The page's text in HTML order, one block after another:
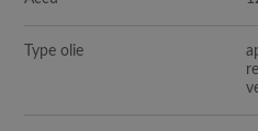
Type olie